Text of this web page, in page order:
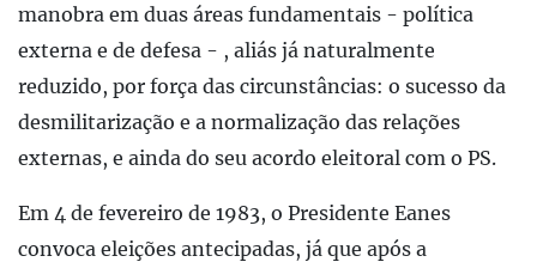
manobra em duas áreas fundamentais - política
externa e de defesa - , aliás já naturalmente
reduzido, por força das circunstâncias: o sucesso da
desmilitarização e a normalização das relações
externas, e ainda do seu acordo eleitoral com o PS.
Em 4 de fevereiro de 1983, o Presidente Eanes
convoca eleições antecipadas, já que após a